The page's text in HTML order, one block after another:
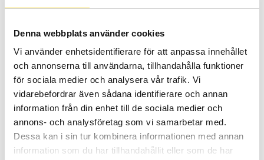
Denna webbplats använder cookies
Vi använder enhetsidentifierare för att anpassa innehållet
och annonserna till användarna, tillhandahålla funktioner
för sociala medier och analysera vår trafik. Vi
vidarebefordrar även sådana identifierare och annan
information från din enhet till de sociala medier och
annons- och analysföretag som vi samarbetar med.
Dessa kan i sin tur kombinera informationen med annan
information som du har tillhandahållit eller som de har
Växelöra GH-012
149 :-
Växelöra GH-021
149:-